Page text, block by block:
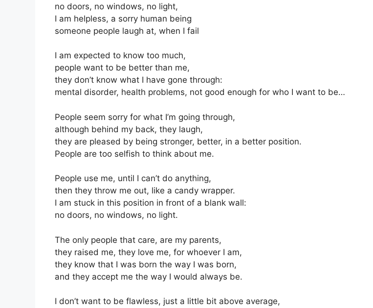
no doors, no windows, no light,
I am helpless, a sorry human being
someone people laugh at, when I fail
I am expected to know too much,
people want to be better than me,
they don’t know what I have gone through:
mental disorder, health problems, not good enough for who I want to be…
People seem sorry for what I’m going through,
although behind my back, they laugh,
they are pleased by being stronger, better, in a better position.
People are too selfish to think about me.
People use me, until I can’t do anything,
then they throw me out, like a candy wrapper.
I am stuck in this position in front of a blank wall:
no doors, no windows, no light.
The only people that care, are my parents,
they raised me, they love me, for whoever I am,
they know that I was born the way I was born,
and they accept me the way I would always be.
I don’t want to be flawless, just a little bit above average,